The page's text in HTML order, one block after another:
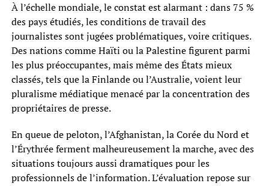
À l’échelle mondiale, le constat est alarmant : dans 75 %
des pays étudiés, les conditions de travail des
journalistes sont jugées problématiques, voire critiques.
Des nations comme Haïti ou la Palestine figurent parmi
les plus préoccupantes, mais même des États mieux
classés, tels que la Finlande ou l’Australie, voient leur
pluralisme médiatique menacé par la concentration des
propriétaires de presse.
En queue de peloton, l’Afghanistan, la Corée du Nord et
l’Érythrée ferment malheureusement la marche, avec des
situations toujours aussi dramatiques pour les
professionnels de l’information. L’évaluation repose sur